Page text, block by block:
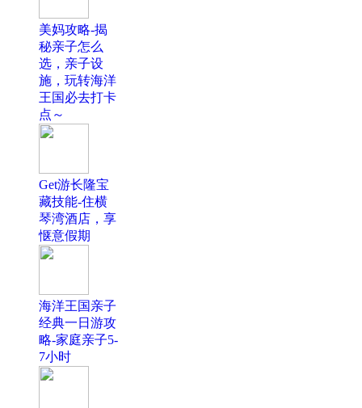
美妈攻略-揭
秘亲子怎么
选，亲子设
施，玩转海洋
王国必去打卡
点～
Get游长隆宝
藏技能-住横
琴湾酒店，享
惬意假期
海洋王国亲子
经典一日游攻
略-家庭亲子5-
7小时